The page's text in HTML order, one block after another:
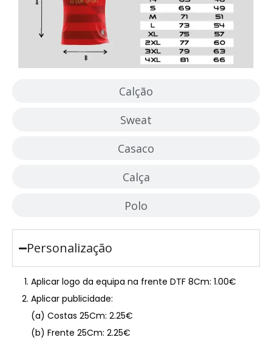
Calção
Sweat
Casaco
Calça
Polo
Personalização
Aplicar logo da equipa na frente DTF 8Cm: 1.00€
Aplicar publicidade:
(a) Costas 25Cm: 2.25€
(b) Frente 25Cm: 2.25€